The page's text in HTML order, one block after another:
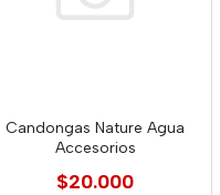
Candongas Nature Agua
Accesorios
$20.000